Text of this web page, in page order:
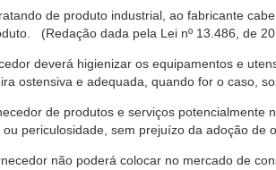
de produto industrial, ao fabricante
(Redação dada pela Lei nº 13.486, de
deverá higienizar os equipamentos e
ostensiva e adequada, quando for o caso,
de produtos e serviços potencialmente
periculosidade, sem prejuízo da adoção de
não poderá colocar no mercado de